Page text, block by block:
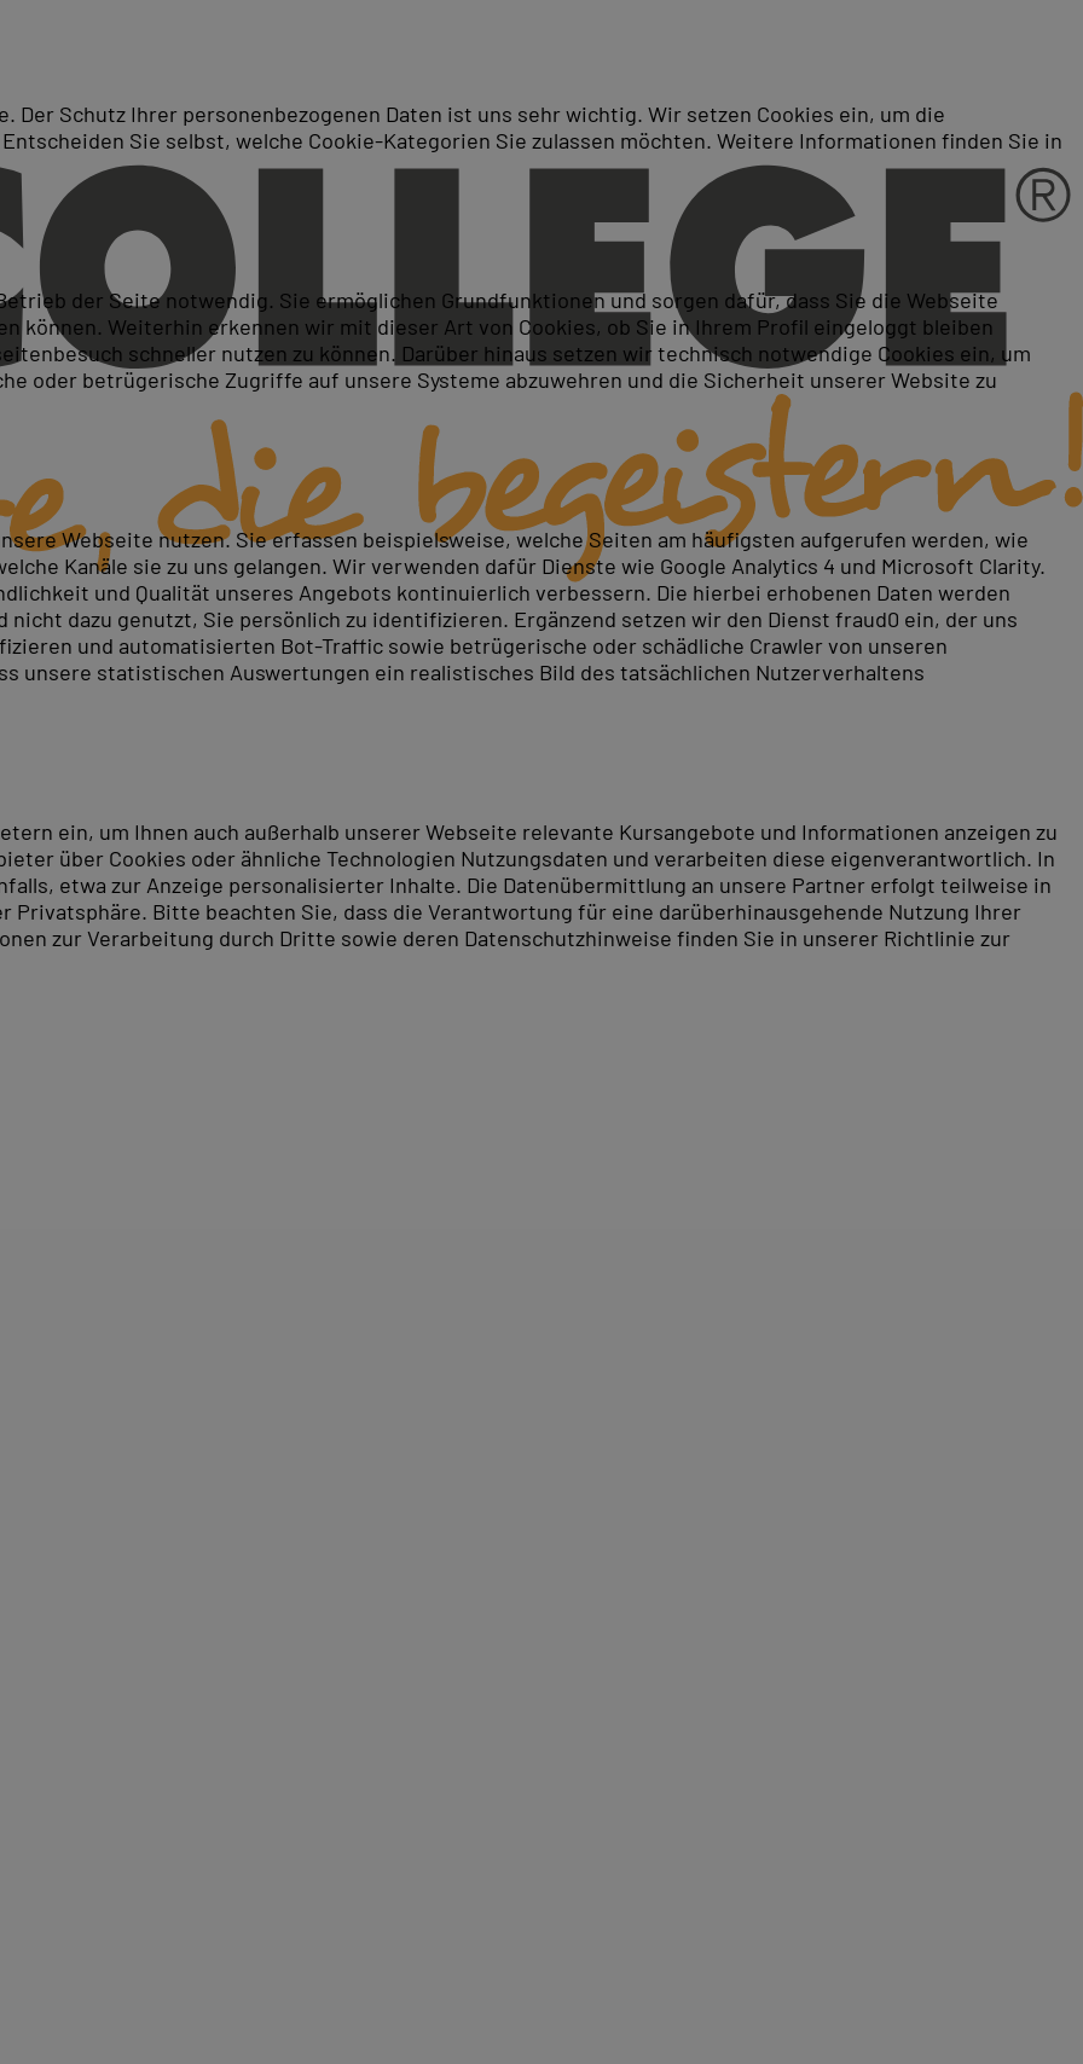
Schulungen in München bei PC-COLLEGE: Ihre
COLLEGE in München bieten wir professionelle Photoshop Schulungen für alle Erfahrungsstufen an.
und wertvolle Tipps, um beeindruckende Designs und Grafiken zu erstellen. Wählen Sie zwischen
München
Schulungsstandort in München. Von hier aus erreichen Sie bequem das Zentrum der bayerischen
zu entdecken. Zu den bekanntesten Sehenswürdigkeiten zählen unter anderem der
das traditionelle Hofbräuhaus ist einen Besuch wert. In München ist für jeden Geschmack etwas dabei. Ob
Stadt ist immer einen Besuch wert.
Sie in unter einer Stunde aus Rosenheim. Auch aus der Fuggerstadt Augsburg sind Sie in 50 Minuten bei uns.
und Schulungen an, sondern im gesamten deutschsprachigen Raum Weiterbildungen für Ihr IT-Know-how.
führen dort Ihre Fortbildung durch.
im Angebot. Eine Übersicht aller Schulungsthemen finden Sie in unserer
Der Schutz Ihrer personenbezogenen Daten ist uns sehr wichtig. Wir setzen Cookies ein, um die
Sie selbst, welche Cookie-Kategorien Sie zulassen möchten. Weitere Informationen finden Sie in
der Seite notwendig. Sie ermöglichen Grundfunktionen und sorgen dafür, dass Sie die Webseite
können. Weiterhin erkennen wir mit dieser Art von Cookies, ob Sie in Ihrem Profil eingeloggt bleiben
schneller nutzen zu können. Darüber hinaus setzen wir technisch notwendige Cookies ein, um
oder betrügerische Zugriffe auf unsere Systeme abzuwehren und die Sicherheit unserer Website zu
Webseite nutzen. Sie erfassen beispielsweise, welche Seiten am häufigsten aufgerufen werden, wie
Kanäle sie zu uns gelangen. Wir verwenden dafür Dienste wie Google Analytics 4 und Microsoft Clarity.
und Qualität unseres Angebots kontinuierlich verbessern. Die hierbei erhobenen Daten werden
dazu genutzt, Sie persönlich zu identifizieren. Ergänzend setzen wir den Dienst fraud0 ein, der uns
und automatisierten Bot-Traffic sowie betrügerische oder schädliche Crawler von unseren
unsere statistischen Auswertungen ein realistisches Bild des tatsächlichen Nutzerverhaltens
ein, um Ihnen auch außerhalb unserer Webseite relevante Kursangebote und Informationen anzeigen zu
über Cookies oder ähnliche Technologien Nutzungsdaten und verarbeiten diese eigenverantwortlich. In
etwa zur Anzeige personalisierter Inhalte. Die Datenübermittlung an unsere Partner erfolgt teilweise in
Privatsphäre. Bitte beachten Sie, dass die Verantwortung für eine darüberhinausgehende Nutzung Ihrer
zur Verarbeitung durch Dritte sowie deren Datenschutzhinweise finden Sie in unserer Richtlinie zur